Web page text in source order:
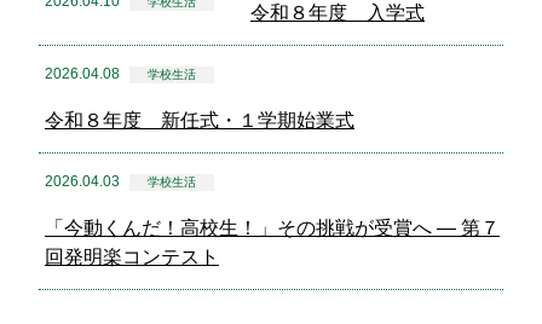
令和８年度 入学式
2026.04.08 学校生活
令和８年度 新任式・１学期始業式
2026.04.03 学校生活
「今動くんだ！高校生！」その挑戦が受賞へ — 第７
回発明楽コンテスト